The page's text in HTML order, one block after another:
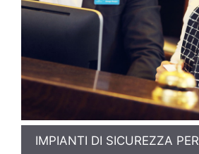
IMPIANTI DI SICUREZZA PER